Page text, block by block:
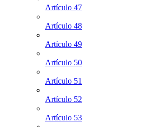
Artículo 47
Artículo 48
Artículo 49
Artículo 50
Artículo 51
Artículo 52
Artículo 53